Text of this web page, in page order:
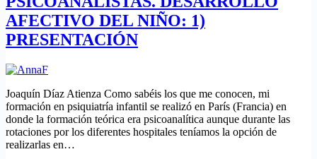
AFECTIVO DEL NIÑO: 1)
PRESENTACIÓN
Joaquín Díaz Atienza Como sabéis los que me conocen, mi
formación en psiquiatría infantil se realizó en París (Francia) en
donde la formación teórica era psicoanalítica aunque durante las
rotaciones por los diferentes hospitales teníamos la opción de
realizarlas en…